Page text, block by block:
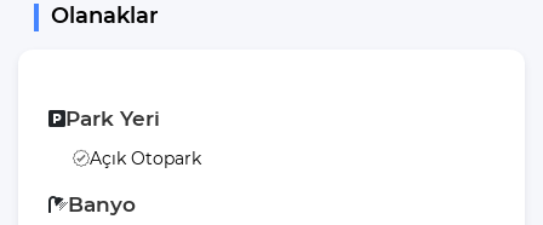
Olanaklar
Park Yeri
Açık Otopark
Banyo